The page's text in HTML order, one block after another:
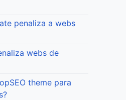
penaliza a webs
webs de
theme para